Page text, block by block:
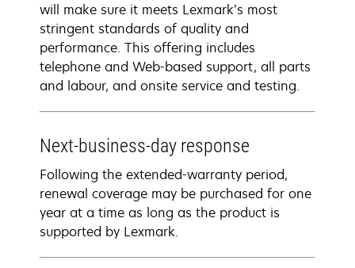
will make sure it meets Lexmark’s most
stringent standards of quality and
performance. This offering includes
telephone and Web-based support, all parts
and labour, and onsite service and testing.
Next-business-day response
Following the extended-warranty period,
renewal coverage may be purchased for one
year at a time as long as the product is
supported by Lexmark.